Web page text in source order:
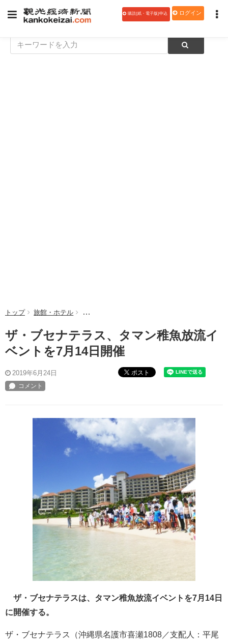
購読(紙・電子版)申込 ログイン
トップ 旅館・ホテル ザ・ブセナテラス、タマン稚魚放流イベントを7
ザ・ブセナテラス、タマン稚魚放流イ
ベントを7月14日開催
2019年6月24日 ポスト
ザ・ブセナテラスは、タマン稚魚放流イベントを7月14日
に開催する。
ザ・ブセナテラス（沖縄県名護市喜瀬1808／支配人：平尾